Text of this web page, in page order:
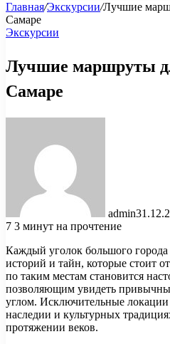
Главная/Экскурсии/Лучшие
Самаре
Экскурсии
Лучшие маршруты
Самаре
admin
7 3 минут на прочтение
Каждый уголок большого
историй и тайн, которые стоит
по таким местам становится
позволяющим увидеть
углом. Исключительные локации
наследии и культурных
протяжении веков.